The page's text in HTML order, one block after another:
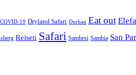
COVID-19 Dryland Safari Durban Eat out
Reisen Safari Sambesi Sambia San